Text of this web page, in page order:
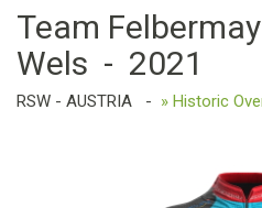
Team
Wels - 2021
RSW - AUSTRIA - » Historic